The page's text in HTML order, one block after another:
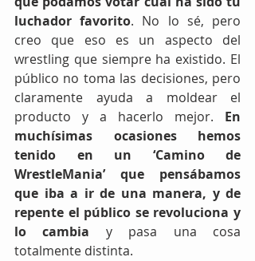
luchador favorito. No lo sé, pero
creo que eso es un aspecto del
wrestling que siempre ha existido. El
público no toma las decisiones, pero
claramente ayuda a moldear el
producto y a hacerlo mejor. En
muchísimas ocasiones hemos
tenido en un ‘Camino de
WrestleMania’ que pensábamos
que iba a ir de una manera, y de
repente el público se revoluciona y
lo cambia y pasa una cosa
totalmente distinta.